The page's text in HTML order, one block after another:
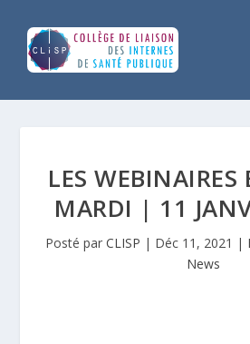
LES WEBINAIRES
MARDI | 11
Posté par CLISP | Déc 11, 2021 |
News